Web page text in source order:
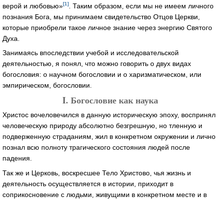
верой и любовью»[1]
. Таким образом, если мы не имеем личного
познания Бога, мы принимаем свидетельство Отцов Церкви,
которые приобрели такое личное знание через энергию Святого
Духа.
Занимаясь впоследствии учебой и исследовательской
деятельностью, я понял, что можно говорить о двух видах
богословия: о научном богословии и о харизматическом, или
эмпирическом, богословии.
I. Богословие как наука
Христос вочеловечился в данную историческую эпоху, воспринял
человеческую природу абсолютно безгрешную, но тленную и
подверженную страданиям, жил в конкретном окружении и лично
познал всю полноту трагического состояния людей после
падения.
Так же и Церковь, воскресшее Тело Христово, чья жизнь и
деятельность осуществляется в истории, приходит в
соприкосновение с людьми, живущими в конкретном месте и в